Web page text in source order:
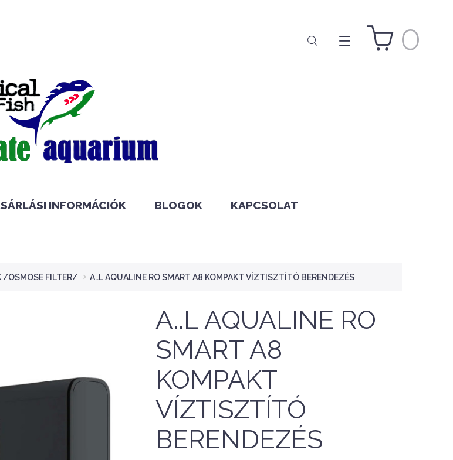
0
INFORMÁCIÓK BLOGOK KAPCSOLAT
/OSMOSE FILTER/ A..L AQUALINE RO SMART A8 KOMPAKT VÍZTISZTÍTÓ BERENDEZÉS
A..L AQUALINE RO
SMART A8
KOMPAKT
VÍZTISZTÍTÓ
BERENDEZÉS